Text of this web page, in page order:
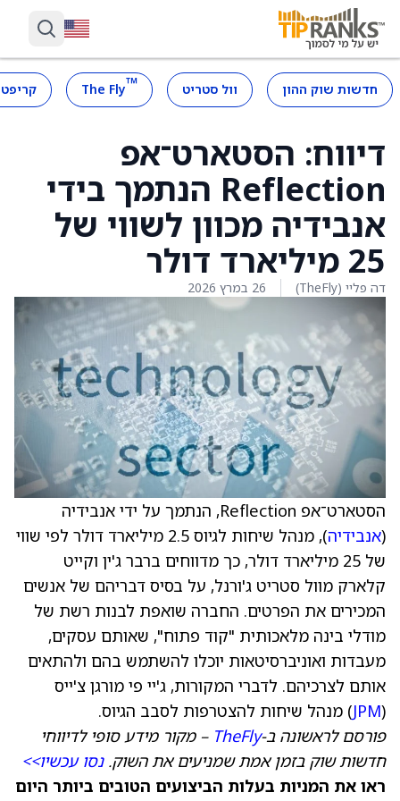
חדשות שוק ההון וול סטריט ™
The Fly
דיווח: הסטארט־אפ
Reflection הנתמך בידי
אנבידיה מכוון לשווי של
25 מיליארד דולר
דה פליי (TheFly) 26 במרץ 2026
הסטארט־אפ Reflection, הנתמך על ידי אנבידיה
(אנבידיה
), מנהל שיחות לגיוס 2.5 מיליארד דולר לפי שווי
של 25 מיליארד דולר, כך מדווחים ברבר ג'ין וקייט
קלארק מוול סטריט ג'ורנל, על בסיס דבריהם של אנשים
המכירים את הפרטים. החברה שואפת לבנות רשת של
מודלי בינה מלאכותית "קוד פתוח", שאותם עסקים,
מעבדות ואוניברסיטאות יוכלו להשתמש בהם ולהתאים
אותם לצרכיהם. לדברי המקורות, ג'יי פי מורגן צ'ייס
(
JPM) מנהל שיחות להצטרפות לסבב הגיוס.
פורסם לראשונה ב-TheFly – מקור מידע סופי לדיווחי
חדשות שוק בזמן אמת שמניעים את השוק.נסו עכשיו>>
ראו את המניות בעלות הביצועים הטובים ביותר היום